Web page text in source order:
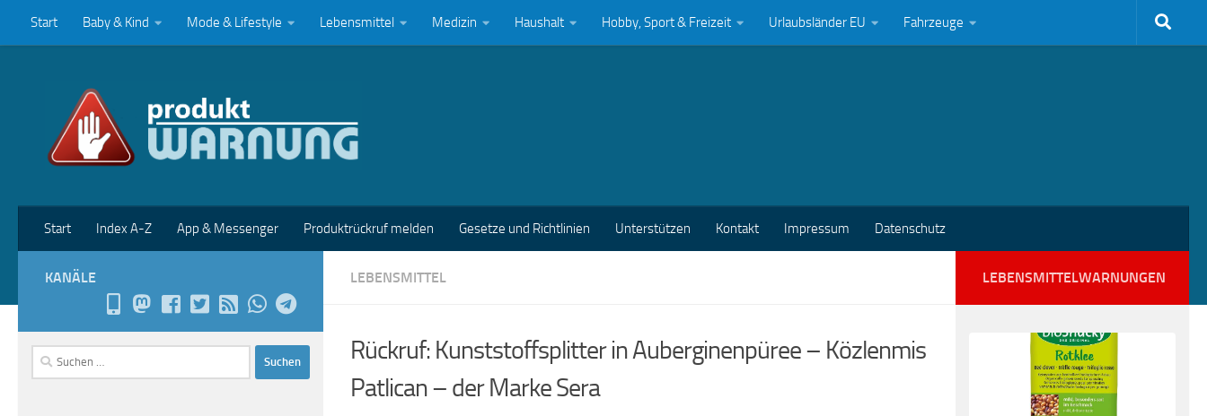
Zum Inhalt springen
Start Baby & Kind Mode & Lifestyle Lebensmittel Medizin Haushalt Hobby, Sport & Freizeit Urlaubsländer EU Fahrzeuge
Start Index A-Z App & Messenger Produktrückruf melden Gesetze und Richtlinien Unterstützen Kontakt Impressum Datenschutz
LEBENSMITTEL
Rückruf: Kunststoffsplitter in Auberginenpüree – Közlenmis
Patlican – der Marke Sera
KANÄLE
Suchen
nach:
LEBENSMITTELWARNUNGEN